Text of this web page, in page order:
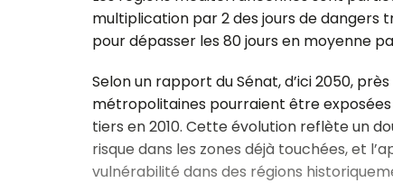
multiplication par 2 des jours de dangers
pour dépasser les 80 jours en moyenne
Selon un rapport du Sénat, d’ici 2050,
métropolitaines pourraient être exposées
tiers en 2010. Cette évolution reflète un
risque dans les zones déjà touchées, et
vulnérabilité dans des régions